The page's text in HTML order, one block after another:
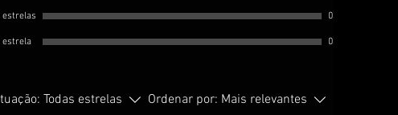
estrelas 0
estrela 0
Todas estrelas Ordenar por: Mais relevantes